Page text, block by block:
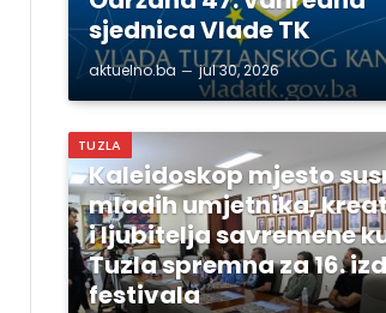
sjednica Vlade TK
aktuelno.ba jul 30, 2026
TUZLA
Kaleidoskop mjesto
mladih umjetnika,
i ljubitelja savremene
Tuzla spremna za 16.
festivala